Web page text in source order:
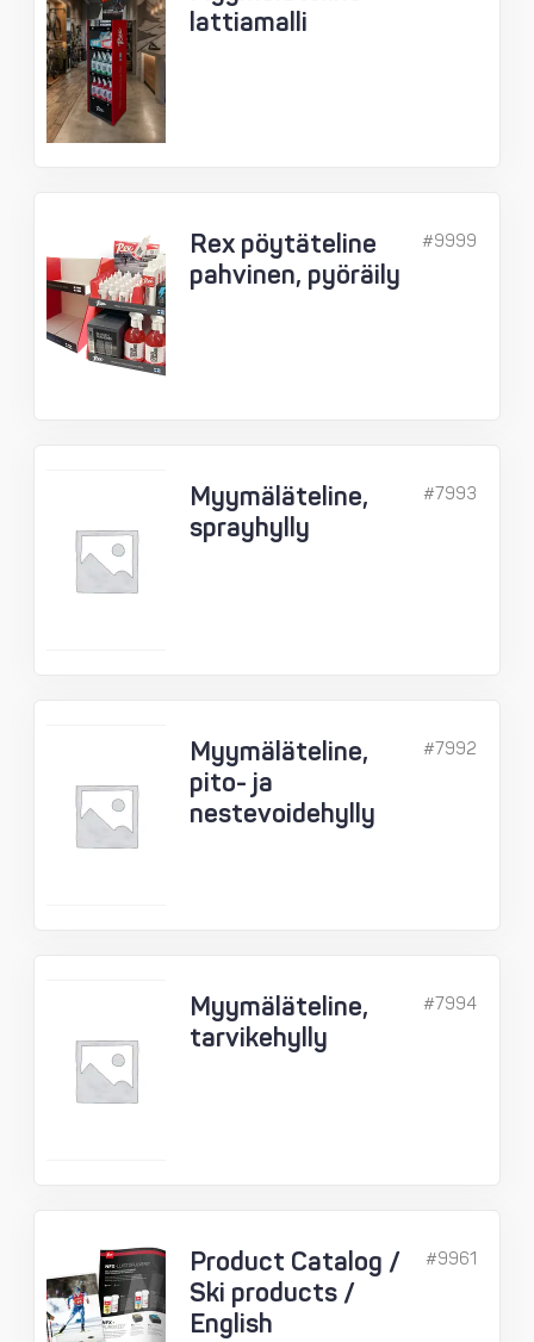
lattiamalli
Rex pöytäteline
pahvinen, pyöräily
#9999
Myymäläteline,
sprayhylly
#7993
Myymäläteline,
pito- ja
nestevoidehylly
#7992
Myymäläteline,
tarvikehylly
#7994
Product Catalog /
Ski products /
English
#9961